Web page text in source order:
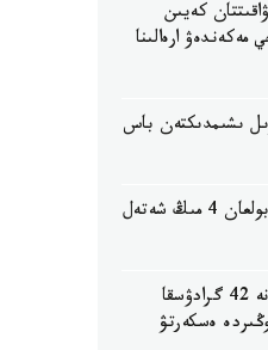
ۋاقىتتان كەيىن
ارەالىنا
ىشىمدىكتەن باس
شىلدەدە شەكارادان وتپەك بولعان 4 مىڭ شەتەل
نايزاعاي، شاڭدى داۋىل جانە 42 گرادۋسقا
اپتاپ ىستىق: 17 وڭىردە ەسكەرتۋ